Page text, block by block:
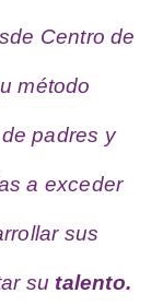
Centro de
método
padres y
a exceder
sus
su talento.